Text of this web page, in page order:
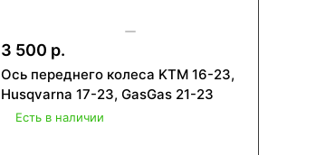
3 500 р.
Ось переднего колеса KTM 16-23,
Husqvarna 17-23, GasGas 21-23
Есть в наличии